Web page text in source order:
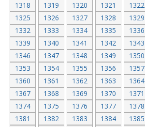
1318
1319 1320 1321 1322
1325
1326 1327 1328 1329
1332
1333 1334 1335 1336
1339
1340 1341 1342 1343
1346
1347 1348 1349 1350
1353
1354 1355 1356 1357
1360
1361 1362 1363 1364
1367
1368 1369 1370 1371
1374
1375 1376 1377 1378
1381
1382 1383 1384 1385